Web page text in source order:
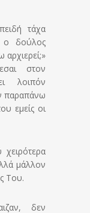
τάχα
ο δούλος
αρχιερεί;»
στον
λοιπόν
παραπάνω
εμείς οι
μάλλον
Του.
δεν